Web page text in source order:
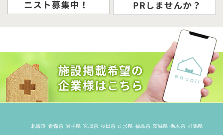
北海道 青森県 岩手県 宮城県 秋田県 山形県 福島県 茨城県 栃木県 群馬県